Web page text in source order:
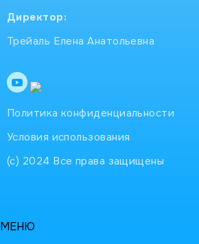
Директор:
Трейаль Елена Анатольевна
Политика конфиденциальности
Условия использования
(с) 2024 Все права защищены
МЕНЮ